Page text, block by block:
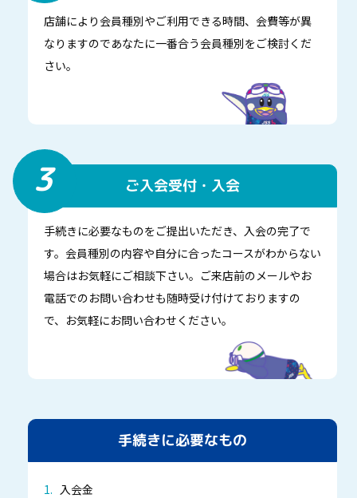
店舗により会員種別やご利用できる時間、会費等が異
なりますのであなたに一番合う会員種別をご検討くだ
さい。
3 ご入会受付・入会
手続きに必要なものをご提出いただき、入会の完了で
す。会員種別の内容や自分に合ったコースがわからない
場合はお気軽にご相談下さい。ご来店前のメールやお
電話でのお問い合わせも随時受け付けておりますの
で、お気軽にお問い合わせください。
手続きに必要なもの
入会金